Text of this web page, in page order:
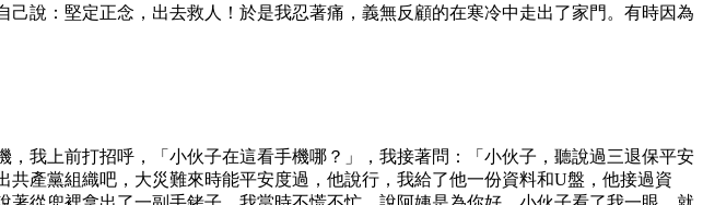
說：堅定正念，出去救人！於是我忍著痛，義無反顧的在寒冷中走出了家門。有時因為
我上前打招呼，「小伙子在這看手機哪？」，我接著問：「小伙子，聽說過三退保平安
產黨組織吧，大災難來時能平安度過，他說行，我給了他一份資料和U盤，他接過資